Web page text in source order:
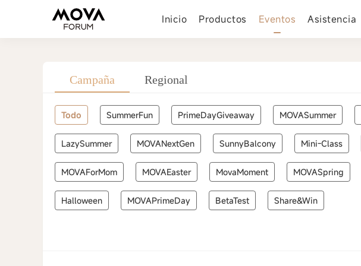
Inicio Productos Eventos Asistencia
Campaña Regional
Todo SummerFun PrimeDayGiveaway MOVASummer
LazySummer MOVANextGen SunnyBalcony Mini-Class
MOVAForMom MOVAEaster MovaMoment MOVASpring
Halloween MOVAPrimeDay BetaTest Share&Win